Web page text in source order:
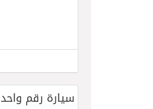
سيارة رقم واحد